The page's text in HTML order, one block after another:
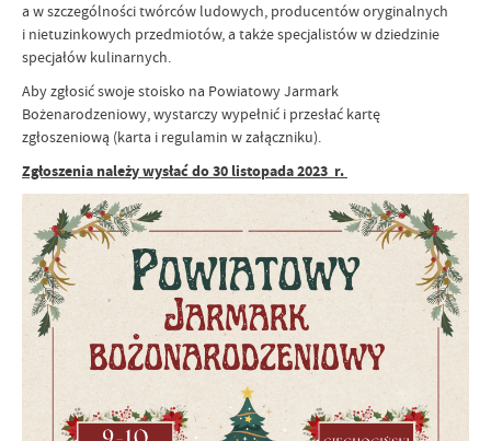
a w szczególności twórców ludowych, producentów oryginalnych
i nietuzinkowych przedmiotów, a także specjalistów w dziedzinie
specjałów kulinarnych.
Aby zgłosić swoje stoisko na Powiatowy Jarmark
Bożenarodzeniowy, wystarczy wypełnić i przesłać kartę
zgłoszeniową (karta i regulamin w załączniku).
Zgłoszenia należy wysłać do 30 listopada 2023 r.